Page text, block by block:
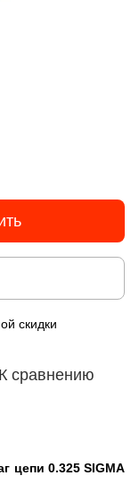
скидки
К сравнению
цепи 0.325 SIGMA